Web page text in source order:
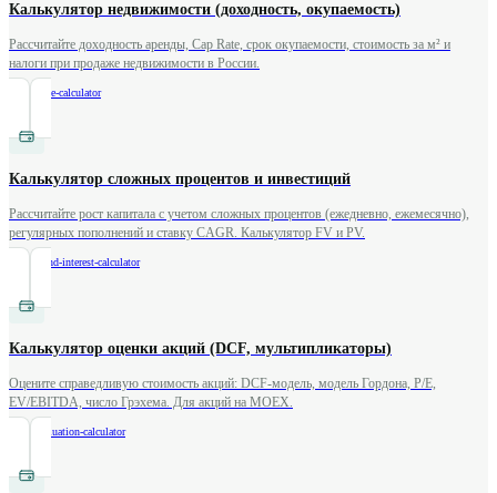
Калькулятор недвижимости (доходность, окупаемость)
Рассчитайте доходность аренды, Cap Rate, срок окупаемости, стоимость за м² и
налоги при продаже недвижимости в России.
real-estate-calculator
Калькулятор сложных процентов и инвестиций
Рассчитайте рост капитала с учетом сложных процентов (ежедневно, ежемесячно),
регулярных пополнений и ставку CAGR. Калькулятор FV и PV.
compound-interest-calculator
Калькулятор оценки акций (DCF, мультипликаторы)
Оцените справедливую стоимость акций: DCF-модель, модель Гордона, P/E,
EV/EBITDA, число Грэхема. Для акций на MOEX.
stock-valuation-calculator